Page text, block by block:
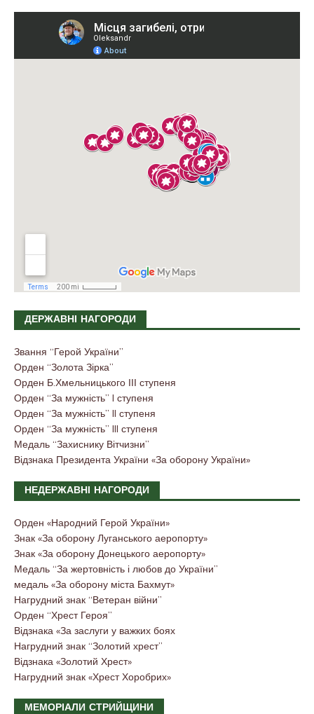
ДЕРЖАВНІ НАГОРОДИ
Звання “Герой України”
Орден “Золота Зірка”
Орден Б.Хмельницького ІІІ ступеня
Орден “За мужність” I ступеня
Орден “За мужність” II ступеня
Орден “За мужність” III ступеня
Медаль “Захиснику Вітчизни”
Відзнака Президента України «За оборону України»
НЕДЕРЖАВНІ НАГОРОДИ
Орден «Народний Герой України»
Знак «За оборону Луганського аеропорту»
Знак «За оборону Донецького аеропорту»
Медаль “За жертовність і любов до України”
медаль «За оборону міста Бахмут»
Нагрудний знак “Ветеран війни”
Орден “Хрест Героя”
Відзнака «За заслуги у важких боях
Нагрудний знак “Золотий хрест”
Відзнака «Золотий Хрест»
Нагрудний знак «Хрест Хоробрих»
МЕМОРІАЛИ СТРИЙЩИНИ